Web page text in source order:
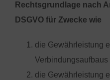
Rechtsgrundlage nach
DSGVO für Zwecke wie
die Gewährleistung
Verbindungsaufbaus
die Gewährleistung